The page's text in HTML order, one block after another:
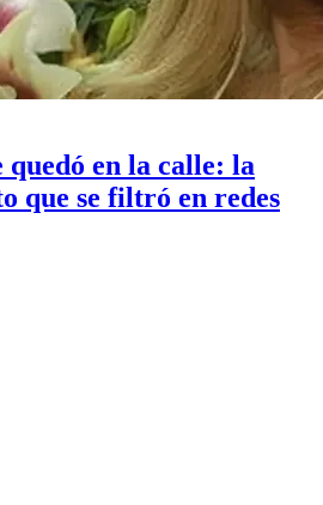
en la calle: la
que se filtró en redes